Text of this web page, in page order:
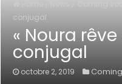
conjugal
« Noura
conjugal
octobre 2, 2019